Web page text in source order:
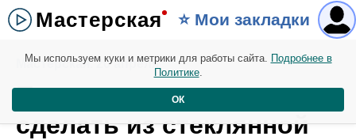
Мастерская ⭐️ Мои закладки
Мастерская. 20 апреля
Посмотрите, что можно
сделать из стеклянной
Мы используем куки и метрики для работы сайта. Подробнее в
Политике.
ОК